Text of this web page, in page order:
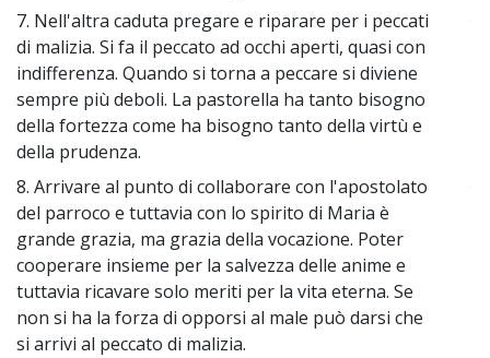
7. Nell'altra caduta pregare e riparare per i peccati
di malizia. Si fa il peccato ad occhi aperti, quasi con
indifferenza. Quando si torna a peccare si diviene
sempre più deboli. La pastorella ha tanto bisogno
della fortezza come ha bisogno tanto della virtù e
della prudenza.
8. Arrivare al punto di collaborare con l'apostolato
del parroco e tuttavia con lo spirito di Maria è
grande grazia, ma grazia della vocazione. Poter
cooperare insieme per la salvezza delle anime e
tuttavia ricavare solo meriti per la vita eterna. Se
non si ha la forza di opporsi al male può darsi che
si arrivi al peccato di malizia.